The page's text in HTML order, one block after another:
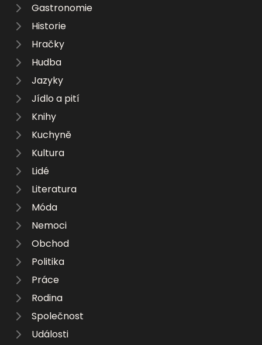
Gastronomie
Historie
Hračky
Hudba
Jazyky
Jídlo a pití
Knihy
Kuchyně
Kultura
Lidé
Literatura
Móda
Nemoci
Obchod
Politika
Práce
Rodina
Společnost
Události